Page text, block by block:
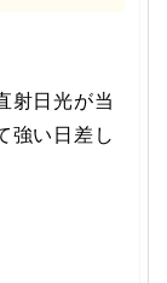
射日光が当
強い日差し